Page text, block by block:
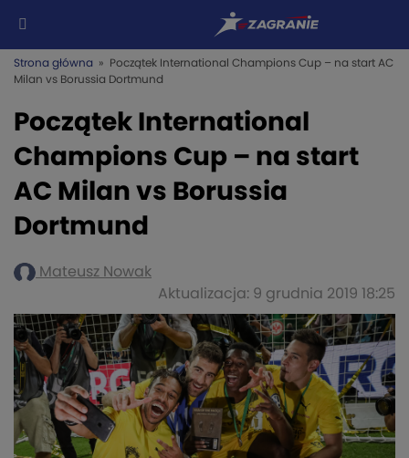
Strona główna » Początek International Champions Cup – na start AC
Milan vs Borussia Dortmund
Początek International
Champions Cup – na start
AC Milan vs Borussia
Dortmund
Mateusz Nowak
Aktualizacja: 9 grudnia 2019 18:25